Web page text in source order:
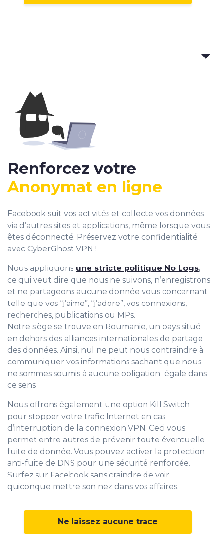
Facebook suit vos activités et collecte vos données
via d’autres sites et applications, même lorsque vous
êtes déconnecté. Préservez votre confidentialité
avec CyberGhost VPN !
Nous appliquons une stricte politique No Logs,
ce qui veut dire que nous ne suivons, n’enregistrons
et ne partageons aucune donnée vous concernant
telle que vos “j’aime”, “j’adore”, vos connexions,
recherches, publications ou MPs.
Notre siège se trouve en Roumanie, un pays situé
en dehors des alliances internationales de partage
des données. Ainsi, nul ne peut nous contraindre à
communiquer vos informations sachant que nous
ne sommes soumis à aucune obligation légale dans
ce sens.
Nous offrons également une option Kill Switch
pour stopper votre trafic Internet en cas
d’interruption de la connexion VPN. Ceci vous
permet entre autres de prévenir toute éventuelle
fuite de donnée. Vous pouvez activer la protection
anti-fuite de DNS pour une sécurité renforcée.
Surfez sur Facebook sans craindre de voir
quiconque mettre son nez dans vos affaires.
Ne laissez aucune trace
Renforcez votre
Anonymat en ligne